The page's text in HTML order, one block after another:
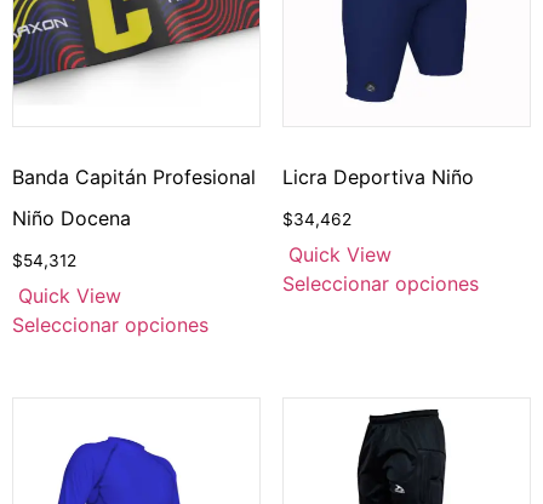
Banda Capitán Profesional
Niño Docena
$54,312
Quick View
Seleccionar opciones
Licra Deportiva Niño
$34,462
Quick View
Seleccionar opciones